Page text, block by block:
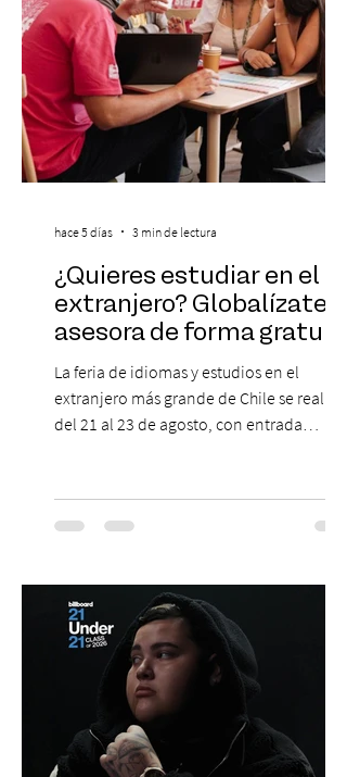
¿Quieres estudiar en el
extranjero? Globalízate te
asesora de forma gratuita
La feria de idiomas y estudios en el
extranjero más grande de Chile se realizará
del 21 al 23 de agosto, con entrada
escenario en que los idiomas mantienen
un papel relevante para acceder a
desenvolverse en contextos
internacionales, los resultados más
recientes muestran que Chile todavía
enfrenta importantes desafíos en su
aprendizaje. Según el estudio global EF
hace 5 días 3 min de lectura